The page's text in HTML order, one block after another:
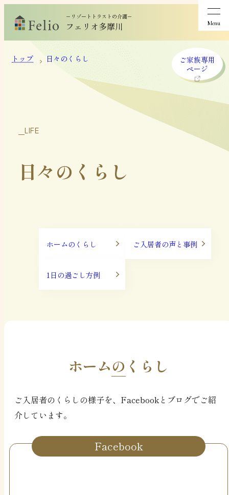
－リゾートトラストの介護－
フェリオ多摩川 Menu
トップ 日々のくらし
LIFE
日々のくらし
ご家族専用
ページ
ホームのくらし ご入居者の声と事例
1日の過ごし方例
ホームのくらし
ご入居者のくらしの様子を、Facebookとブログでご紹
介しています。
Facebook